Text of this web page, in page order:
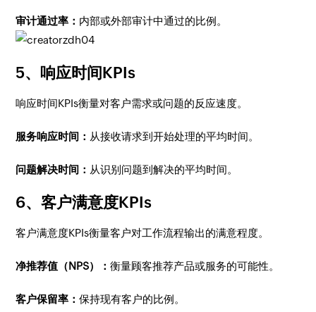
审计通过率： 内部或外部审计中通过的比例。
5、响应时间KPIs
响应时间KPIs衡量对客户需求或问题的反应速度。
服务响应时间： 从接收请求到开始处理的平均时间。
问题解决时间： 从识别问题到解决的平均时间。
6、客户满意度KPIs
客户满意度KPIs衡量客户对工作流程输出的满意程度。
净推荐值（NPS）：衡量顾客推荐产品或服务的可能性。
客户保留率：保持现有客户的比例。